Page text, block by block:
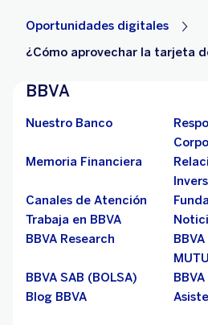
Oportunidades digitales
¿Cómo aprovechar la tarjeta
BBVA
Nuestro Banco
Memoria Financiera
Canales de Atención
Trabaja en BBVA
BBVA Research
BBVA SAB (BOLSA)
Blog BBVA